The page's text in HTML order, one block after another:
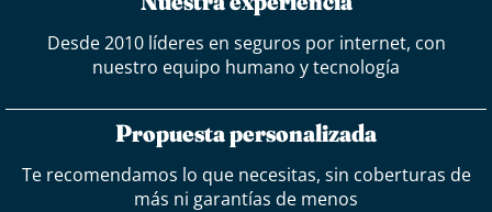
Desde 2010 líderes en seguros por internet, con
nuestro equipo humano y tecnología
Propuesta personalizada
Te recomendamos lo que necesitas, sin coberturas de
más ni garantías de menos